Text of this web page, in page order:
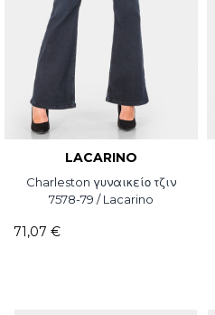
LACARINO
Charleston γυναικείο τζιν
7578-79 / Lacarino
71,07 €